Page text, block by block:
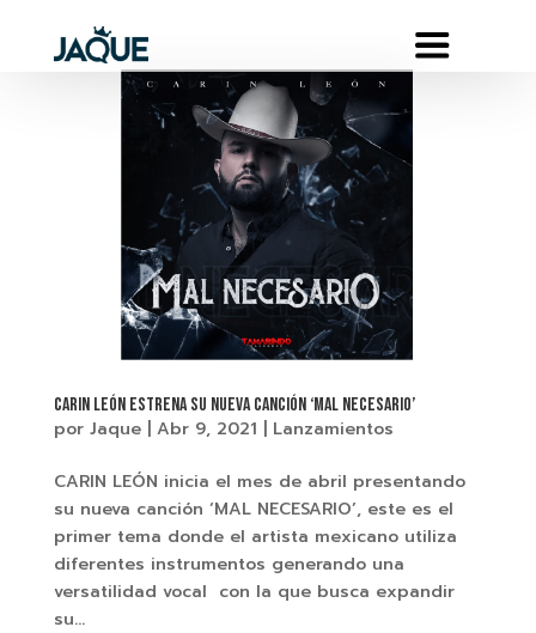
CARIN LEÓN ESTRENA SU NUEVA CANCIÓN ‘MAL NECESARIO’
por Jaque| Abr 9, 2021 | Lanzamientos
CARIN LEÓN inicia el mes de abril presentando
su nueva canción ‘MAL NECESARIO’, este es el
primer tema donde el artista mexicano utiliza
diferentes instrumentos generando una
versatilidad vocal con la que busca expandir
su...